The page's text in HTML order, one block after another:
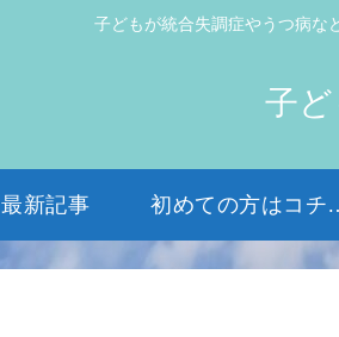
子どもが統合失調症やうつ病な
子
最新記事 初めて